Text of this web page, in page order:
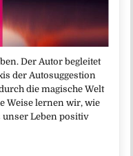
Der Autor begleitet
der Autosuggestion
die magische Welt
Weise lernen wir, wie
unser Leben positiv